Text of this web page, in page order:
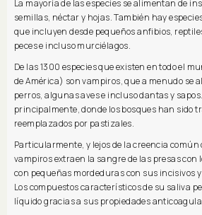
La mayoría de las especies se alimentan de
semillas, néctar y hojas. También hay
que incluyen desde pequeños anfibios,
peces e incluso murciélagos.
De las 1300 especies que existen en todo el
de América) son vampiros, que a menudo se
perros, algunas aves e incluso dantas y
principalmente, donde los bosques han sido
reemplazados por pastizales.
Particularmente, y lejos de la creencia
vampiros extraen la sangre de las presas con
con pequeñas mordeduras con sus incisivos
Los compuestos característicos de su saliva
líquido gracias a sus propiedades